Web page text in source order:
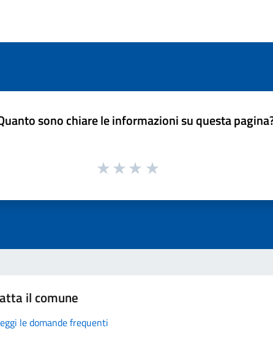
sono chiare le informazioni su questa
il comune
le domande frequenti